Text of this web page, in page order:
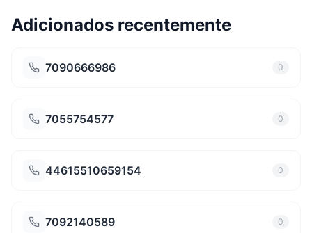
Adicionados recentemente
7090666986 0
7055754577 0
44615510659154 0
7092140589 0